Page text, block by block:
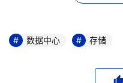
数据中心 存储